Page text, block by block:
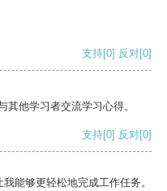
支持[0] 反对[0]
他学习者交流学习心得。
支持[0] 反对[0]
能够更轻松地完成工作任务。